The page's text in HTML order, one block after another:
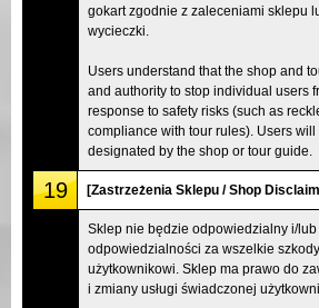
gokart zgodnie z zaleceniami sklepu
wycieczki.
Users understand that the shop and
and authority to stop individual users
response to safety risks (such as
compliance with tour rules). Users will
designated by the shop or tour guide.
19 [Zastrzeżenia Sklepu / Shop
Sklep nie będzie odpowiedzialny i/
odpowiedzialności za wszelkie
użytkownikowi. Sklep ma prawo do
i zmiany usługi świadczonej